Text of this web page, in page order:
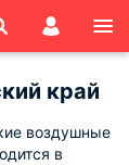
край
воздушные
в